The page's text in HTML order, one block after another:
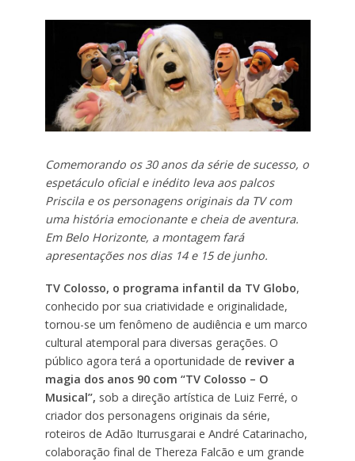
Comemorando os 30 anos da série de sucesso, o
espetáculo oficial e inédito leva aos palcos
Priscila e os personagens originais da TV com
uma história emocionante e cheia de aventura.
Em Belo Horizonte, a montagem fará
apresentações nos dias 14 e 15 de junho.
TV Colosso, o programa infantil da TV Globo,
conhecido por sua criatividade e originalidade,
tornou-se um fenômeno de audiência e um marco
cultural atemporal para diversas gerações. O
público agora terá a oportunidade de reviver a
magia dos anos 90 com “TV Colosso – O
Musical”, sob a direção artística de Luiz Ferré, o
criador dos personagens originais da série,
roteiros de Adão Iturrusgarai e André Catarinacho,
colaboração final de Thereza Falcão e um grande